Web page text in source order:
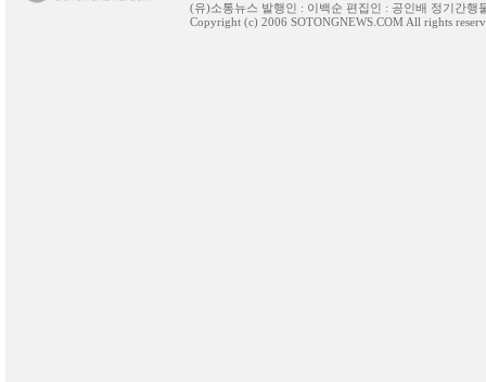
(유)소통뉴스 발행인 : 이백순 편집인 : 공인배 정기간행
Copyright (c) 2006 SOTONGNEWS.COM All rights